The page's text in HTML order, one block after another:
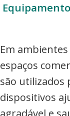
Em
espaços
são utilizados
dispositivos
agradável e